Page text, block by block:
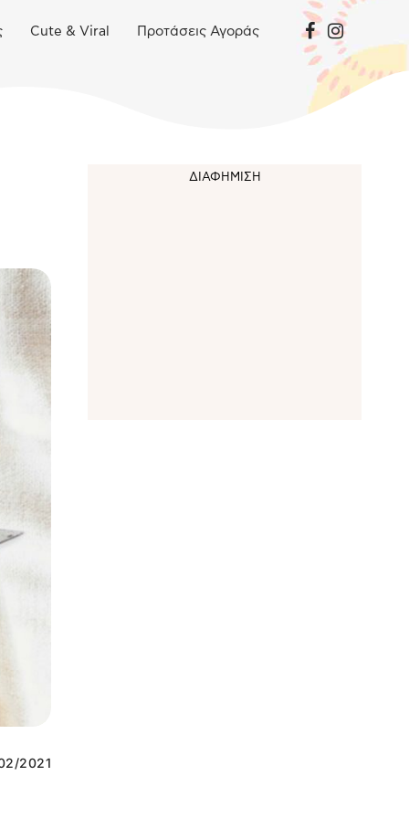
Cute & Viral Προτάσεις Αγοράς
2021